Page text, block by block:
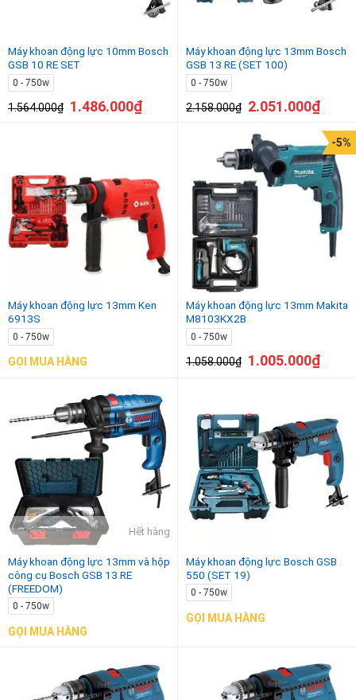
Máy khoan động lực 10mm Bosch
GSB 10 RE SET
0 - 750w
1.564.000₫ 1.486.000₫
Máy khoan động lực 13mm Bosch
GSB 13 RE (SET 100)
0 - 750w
2.158.000₫ 2.051.000₫
Máy khoan động lực 13mm Ken
6913S
0 - 750w
GỌI MUA HÀNG
Máy khoan động lực 13mm Makita
M8103KX2B
0 - 750w
1.058.000₫
-5%
1.005.000₫
Hết hàng
Máy khoan động lực 13mm và hộp
công cụ Bosch GSB 13 RE
(FREEDOM)
0 - 750w
GỌI MUA HÀNG
Máy khoan động lực Bosch GSB
550 (SET 19)
0 - 750w
GỌI MUA HÀNG